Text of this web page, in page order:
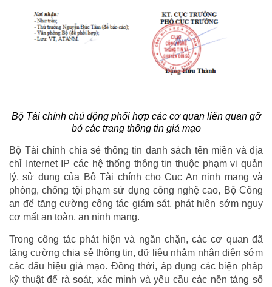
Bộ Tài chính chủ động phối hợp các cơ quan liên quan gỡ
bỏ các trang thông tin giả mạo
Bộ Tài chính chia sẻ thông tin danh sách tên miền và địa
chỉ Internet IP các hệ thống thông tin thuộc phạm vi quản
lý, sử dụng của Bộ Tài chính cho Cục An ninh mạng và
phòng, chống tội phạm sử dụng công nghệ cao, Bộ Công
an để tăng cường công tác giám sát, phát hiện sớm nguy
cơ mất an toàn, an ninh mạng.
Trong công tác phát hiện và ngăn chặn, các cơ quan đã
tăng cường chia sẻ thông tin, dữ liệu nhằm nhận diện sớm
các dấu hiệu giả mạo. Đồng thời, áp dụng các biện pháp
kỹ thuật để rà soát, xác minh và yêu cầu các nền tảng số